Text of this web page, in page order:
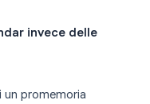
invece delle
un promemoria